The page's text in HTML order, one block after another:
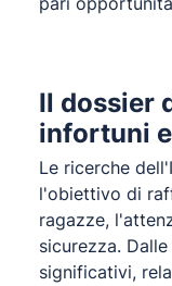
Il dossier
infortuni
Le ricerche
l'obiettivo di
ragazze,
sicurezza.
significativi,